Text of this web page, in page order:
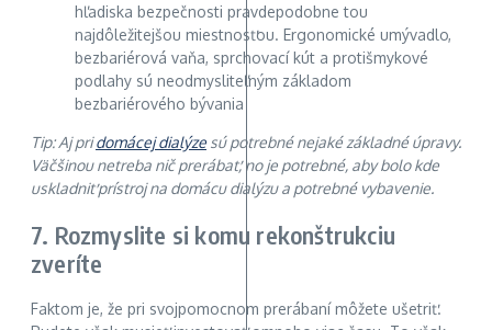
hľadiska bezpečnosti pravdepodobne tou
najdôležitejšou miestnosťou. Ergonomické umývadlo,
bezbariérová vaňa, sprchovací kút a protišmykové
podlahy sú neodmysliteľným základom
bezbariérového bývania
Tip: Aj pridomácej dialýzesú potrebné nejaké základné úpravy.
Väčšinou netreba nič prerábať, no je potrebné, aby bolo kde
uskladniť prístroj na domácu dialýzu a potrebné vybavenie.
7. Rozmyslite si komu rekonštrukciu
zveríte
Faktom je, že pri svojpomocnom prerábaní môžete ušetriť.